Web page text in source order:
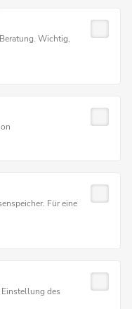
Wichtig,
Für eine
des